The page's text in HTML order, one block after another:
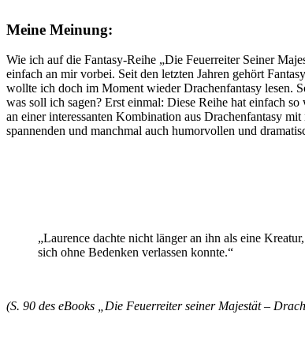
Meine Meinung:
Wie ich auf die Fantasy-Reihe „Die Feuerreiter Seiner
einfach an mir vorbei. Seit den letzten Jahren gehört
wollte ich doch im Moment wieder Drachenfantasy lesen.
was soll ich sagen? Erst einmal: Diese Reihe hat einfach
an einer interessanten Kombination aus Drachenfantasy
spannenden und manchmal auch humorvollen und
„Laurence dachte nicht länger an ihn als eine
sich ohne Bedenken verlassen konnte.“
(S. 90 des eBooks „Die Feuerreiter seiner Majestät –